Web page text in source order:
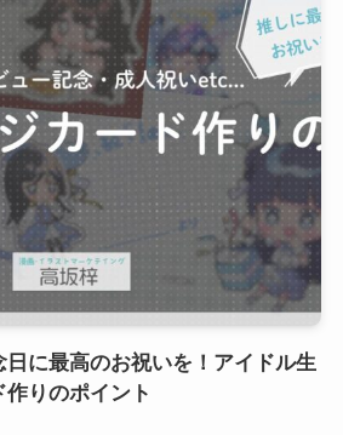
に最高のお祝いを！アイドル生
りのポイント